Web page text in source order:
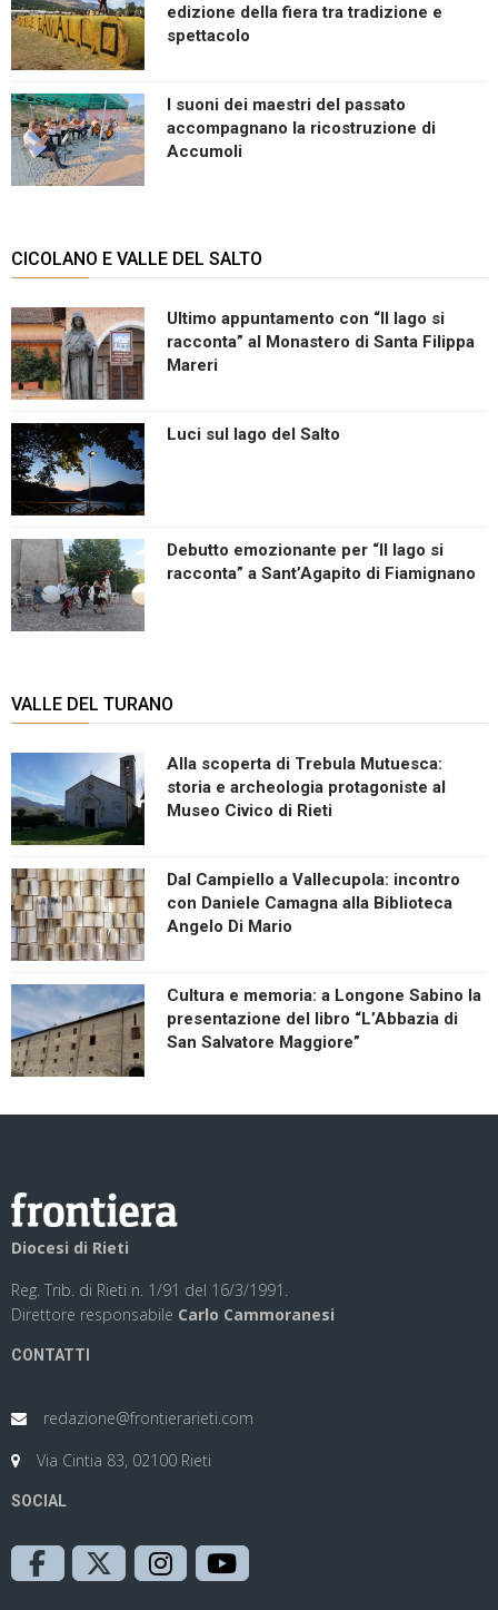
edizione della fiera tra tradizione e
spettacolo
I suoni dei maestri del passato
accompagnano la ricostruzione di
Accumoli
CICOLANO E VALLE DEL SALTO
Ultimo appuntamento con “Il lago si
racconta” al Monastero di Santa Filippa
Mareri
Luci sul lago del Salto
Debutto emozionante per “Il lago si
racconta” a Sant’Agapito di Fiamignano
VALLE DEL TURANO
Alla scoperta di Trebula Mutuesca:
storia e archeologia protagoniste al
Museo Civico di Rieti
Dal Campiello a Vallecupola: incontro
con Daniele Camagna alla Biblioteca
Angelo Di Mario
Cultura e memoria: a Longone Sabino la
presentazione del libro “L’Abbazia di
San Salvatore Maggiore”
Diocesi di Rieti
Reg. Trib. di Rieti n. 1/91 del 16/3/1991.
Direttore responsabile Carlo Cammoranesi
CONTATTI
redazione@frontierarieti.com
Via Cintia 83, 02100 Rieti
SOCIAL